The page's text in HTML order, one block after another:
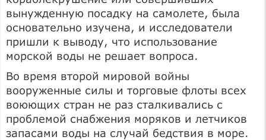
вынужденную посадку на самолете, была
основательно изучена, и исследователи
пришли к выводу, что использование
морской воды не решает вопроса.
Во время второй мировой войны
вооруженные силы и торговые флоты всех
воюющих стран не раз сталкивались с
проблемой снабжения моряков и летчиков
запасами воды на случай бедствия в море.